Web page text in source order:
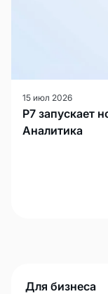
15 июл 2026
Р7 запускает
Аналитика
Для бизнеса